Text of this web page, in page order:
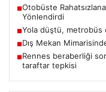
■Otobüste
Yönlendirdi
■Yola düştü, metrobüs
■Dış Mekan
■Rennes beraberliği
taraftar tepkisi